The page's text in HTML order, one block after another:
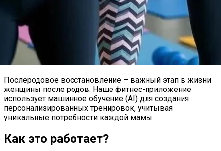
Послеродовое восстановление – важный этап в жизни
женщины после родов. Наше фитнес-приложение
использует машинное обучение (AI) для создания
персонализированных тренировок, учитывая
уникальные потребности каждой мамы.
Как это работает?